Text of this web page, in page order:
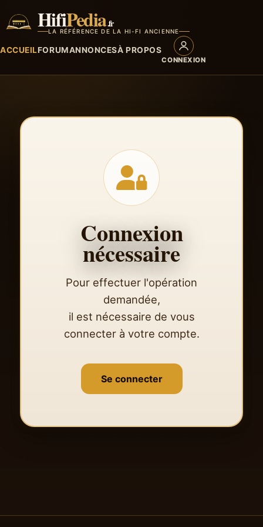
HifiPedia.fr
LA RÉFÉRENCE DE LA HI-FI ANCIENNE
ACCUEILFORUMANNONCESÀ PROPOS
CONNEXION
Connexion
nécessaire
Pour effectuer l'opération
demandée,
il est nécessaire de vous
connecter à votre compte.
Se connecter